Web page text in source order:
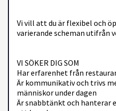
Vi vill att du är flexibel och
varierande scheman utifrån
VI SÖKER DIG SOM
Har erfarenhet från
Är kommunikativ och trivs
människor under dagen
Är snabbtänkt och